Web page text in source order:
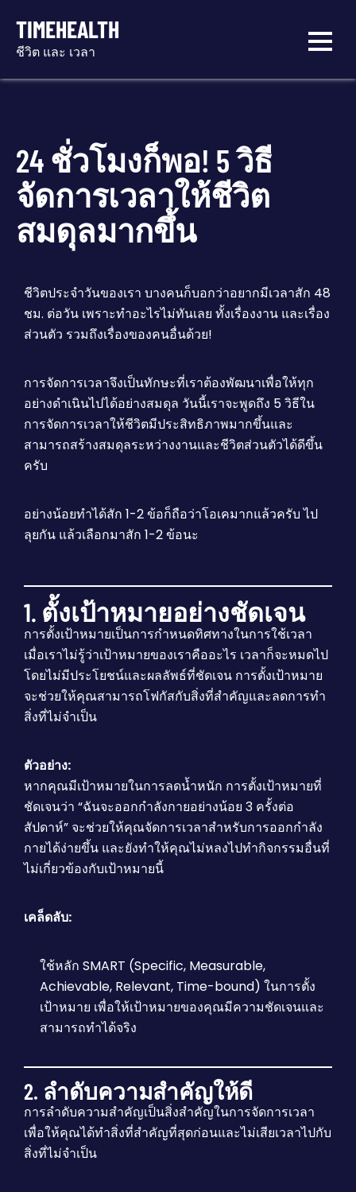
TIMEHEALTH
ชีวิต และ เวลา
24 ชั่วโมงก็พอ! 5 วิธี
จัดการเวลาให้ชีวิต
สมดุลมากขึ้น
ชีวิตประจำวันของเรา บางคนก็บอกว่าอยากมีเวลาสัก 48
ชม. ต่อวัน เพราะทำอะไรไม่ทันเลย ทั้งเรื่องงาน และเรื่อง
ส่วนตัว รวมถึงเรื่องของคนอื่นด้วย!
การจัดการเวลาจึงเป็นทักษะที่เราต้องพัฒนาเพื่อให้ทุก
อย่างดำเนินไปได้อย่างสมดุล วันนี้เราจะพูดถึง 5 วิธีใน
การจัดการเวลาให้ชีวิตมีประสิทธิภาพมากขึ้นและ
สามารถสร้างสมดุลระหว่างงานและชีวิตส่วนตัวได้ดีขึ้น
ครับ
อย่างน้อยทำได้สัก 1-2 ข้อก็ถือว่าโอเคมากแล้วครับ ไป
ลุยกัน แล้วเลือกมาสัก 1-2 ข้อนะ
1. ตั้งเป้าหมายอย่างชัดเจน
การตั้งเป้าหมายเป็นการกำหนดทิศทางในการใช้เวลา
เมื่อเราไม่รู้ว่าเป้าหมายของเราคืออะไร เวลาก็จะหมดไป
โดยไม่มีประโยชน์และผลลัพธ์ที่ชัดเจน การตั้งเป้าหมาย
จะช่วยให้คุณสามารถโฟกัสกับสิ่งที่สำคัญและลดการทำ
สิ่งที่ไม่จำเป็น
ตัวอย่าง:
หากคุณมีเป้าหมายในการลดน้ำหนัก การตั้งเป้าหมายที่
ชัดเจนว่า “ฉันจะออกกำลังกายอย่างน้อย 3 ครั้งต่อ
สัปดาห์” จะช่วยให้คุณจัดการเวลาสำหรับการออกกำลัง
กายได้ง่ายขึ้น และยังทำให้คุณไม่หลงไปทำกิจกรรมอื่นที่
ไม่เกี่ยวข้องกับเป้าหมายนี้
เคล็ดลับ:
ใช้หลัก SMART (Specific, Measurable,
Achievable, Relevant, Time-bound) ในการตั้ง
เป้าหมาย เพื่อให้เป้าหมายของคุณมีความชัดเจนและ
สามารถทำได้จริง
2. ลำดับความสำคัญให้ดี
การลำดับความสำคัญเป็นสิ่งสำคัญในการจัดการเวลา
เพื่อให้คุณได้ทำสิ่งที่สำคัญที่สุดก่อนและไม่เสียเวลาไปกับ
สิ่งที่ไม่จำเป็น